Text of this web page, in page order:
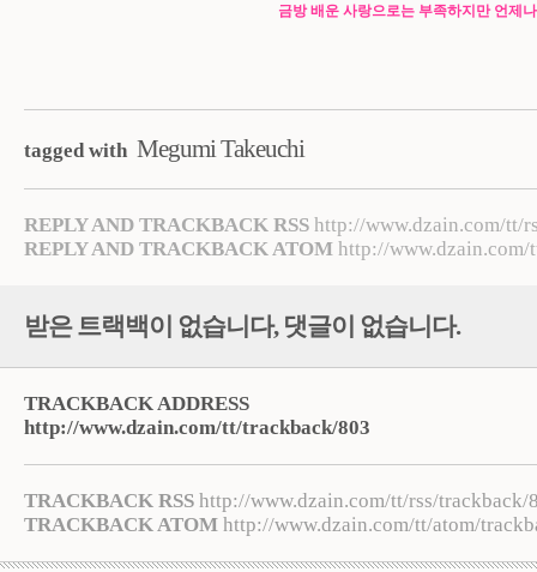
금방 배운 사랑으로는 부족하지만 언제
tagged with Megumi Takeuchi
REPLY AND TRACKBACK RSS http://www.dzain.com/tt/
REPLY AND TRACKBACK ATOM http://www.dzain.com/
받은 트랙백이 없습니다, 댓글이 없습니다.
TRACKBACK ADDRESS
http://www.dzain.com/tt/trackback/803
TRACKBACK RSS http://www.dzain.com/tt/rss/trackback/
TRACKBACK ATOM http://www.dzain.com/tt/atom/